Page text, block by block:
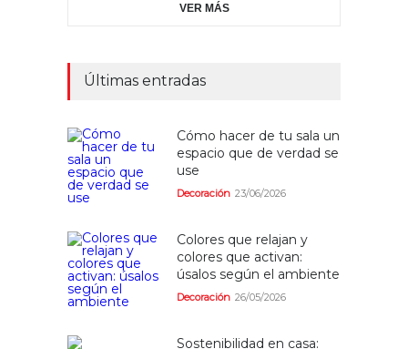
VER MÁS
Últimas entradas
Cómo hacer de tu sala un
espacio que de verdad se
use
Decoración 23/06/2026
Colores que relajan y
colores que activan:
úsalos según el ambiente
Decoración 26/05/2026
Sostenibilidad en casa: